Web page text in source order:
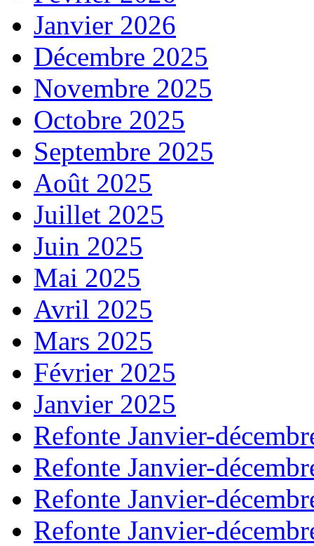
Janvier 2026
Décembre 2025
Novembre 2025
Octobre 2025
Septembre 2025
Août 2025
Juillet 2025
Juin 2025
Mai 2025
Avril 2025
Mars 2025
Février 2025
Janvier 2025
Refonte Janvier-
Refonte Janvier-
Refonte Janvier-
Refonte Janvier-